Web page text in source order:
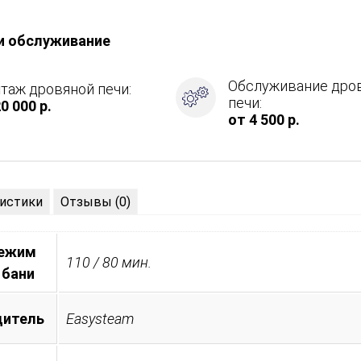
обслуживание
дровяной печи:
000 р.
Обслуживание
печи:
от 4 500 р.
Отзывы (0)
110 / 80 мин.
Easysteam